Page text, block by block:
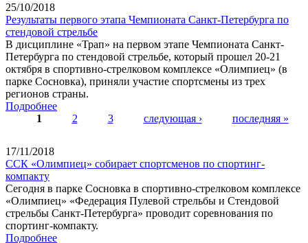
25/10/2018
Результаты первого этапа Чемпионата Санкт-Петербурга по
стендовой стрельбе
В дисциплине «Трап» на первом этапе Чемпионата Санкт-
Петербурга по стендовой стрельбе, который прошел 20-21
октября в спортивно-стрелковом комплексе «Олимпиец» (в
парке Сосновка), приняли участие спортсмены из трех
регионов страны.
Подробнее
1 2 3 следующая › последняя »
17/11/2018
ССК «Олимпиец» собирает спортсменов по спортинг-
компакту
Сегодня в парке Сосновка в спортивно-стрелковом комплексе
«Олимпиец» «Федерация Пулевой стрельбы и Стендовой
стрельбы Санкт-Петербурга» проводит соревнования по
спортинг-компакту.
Подробнее